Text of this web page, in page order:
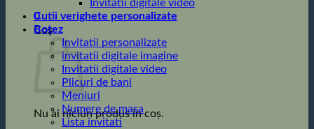
0
Coș
Nu ai niciun produs în coș.
Invitatii digitale video
Cutii verighete personalizate
Botez
Invitatii personalizate
invitatii digitale imagine
Invitatii digitale video
Plicuri de bani
Meniuri
Numere de masa
Lista invitati